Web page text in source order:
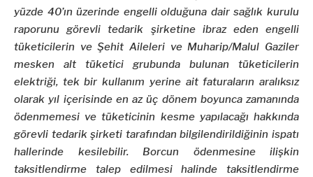
yüzde 40’ın üzerinde engelli olduğuna dair sağlık kurulu
raporunu görevli tedarik şirketine ibraz eden engelli
tüketicilerin ve Şehit Aileleri ve Muharip/Malul Gaziler
mesken alt tüketici grubunda bulunan tüketicilerin
elektriği, tek bir kullanım yerine ait faturaların aralıksız
olarak yıl içerisinde en az üç dönem boyunca zamanında
ödenmemesi ve tüketicinin kesme yapılacağı hakkında
görevli tedarik şirketi tarafından bilgilendirildiğinin ispatı
hallerinde kesilebilir. Borcun ödenmesine ilişkin
taksitlendirme talep edilmesi halinde taksitlendirme